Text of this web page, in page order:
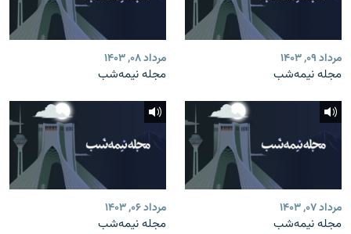
مرداد ۰۹, ۱۴۰۳
مجله نیمه‌شب
مرداد ۰۸, ۱۴۰۳
مجله نیمه‌شب
مرداد ۰۷, ۱۴۰۳
مجله نیمه‌شب
مرداد ۰۶, ۱۴۰۳
مجله نیمه‌شب